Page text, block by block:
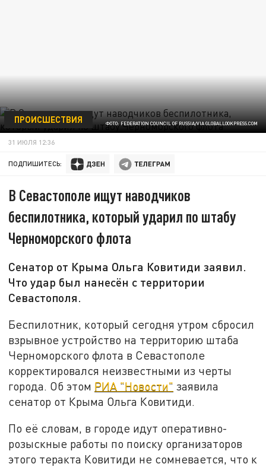
ФОТО: FEDERATION COUNCIL OF RUSSIA/VIA GLOBALLOOKPRESS.COM
ПРОИСШЕСТВИЯ
31 ИЮЛЯ 12:36
ПОДПИШИТЕСЬ:
В Севастополе ищут наводчиков
беспилотника, который ударил по штабу
Черноморского флота
Сенатор от Крыма Ольга Ковитиди заявил.
Что удар был нанесён с территории
Севастополя.
Беспилотник, который сегодня утром сбросил
взрывное устройство на территорию штаба
Черноморского флота в Севастополе
корректировался неизвестными из черты
города. Об этом РИА "Новости" заявила
сенатор от Крыма Ольга Ковитиди.
По её словам, в городе идут оперативно-
розыскные работы по поиску организаторов
этого теракта Ковитиди не сомневается, что к